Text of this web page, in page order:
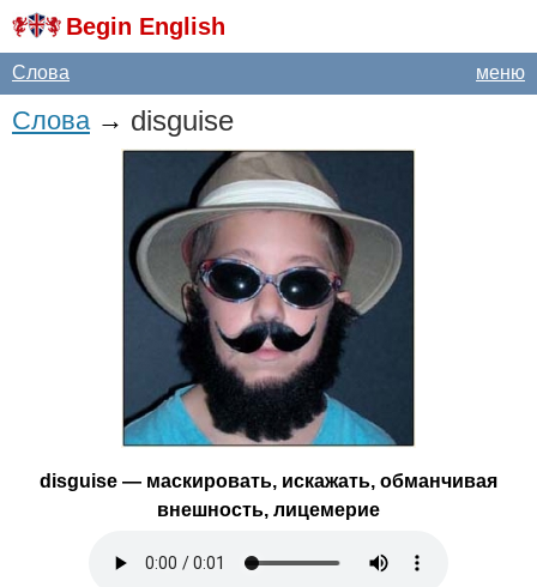
Begin English
меню
Слова
Слова→ disguise
disguise — маскировать, искажать, обманчивая
внешность, лицемерие